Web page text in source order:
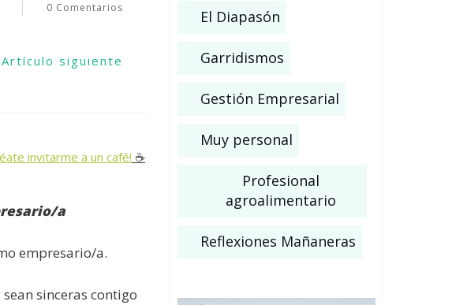
0 Comentarios
Artículo siguiente
invitarme a un café! ☕️
a
empresario/a.
sinceras contigo
El Diapasón
Garridismos
Gestión Empresarial
Muy personal
Profesional
agroalimentario
Reflexiones Mañaneras